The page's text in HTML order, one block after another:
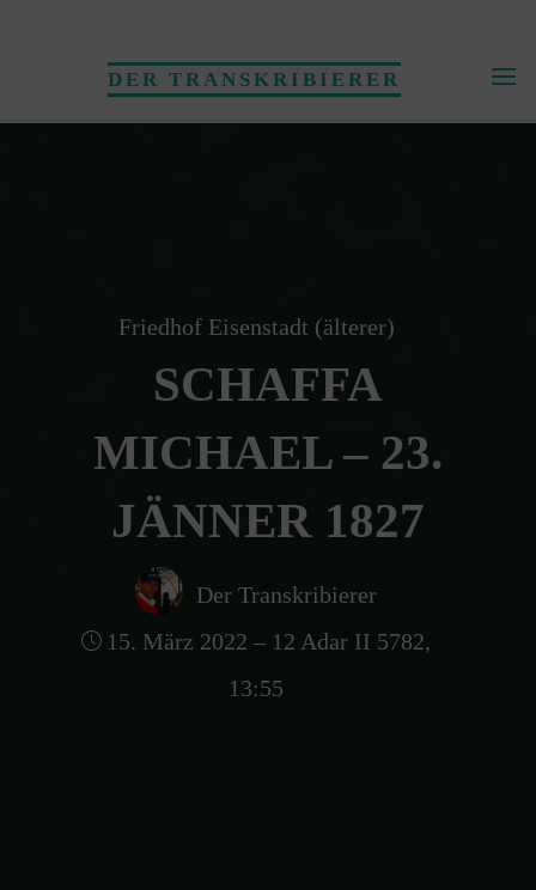
DER TRANSKRIBIERER
Friedhof Eisenstadt (älterer)
SCHAFFA
MICHAEL – 23.
JÄNNER 1827
Der Transkribierer
15. März 2022 – 12 Adar II 5782,
13:55